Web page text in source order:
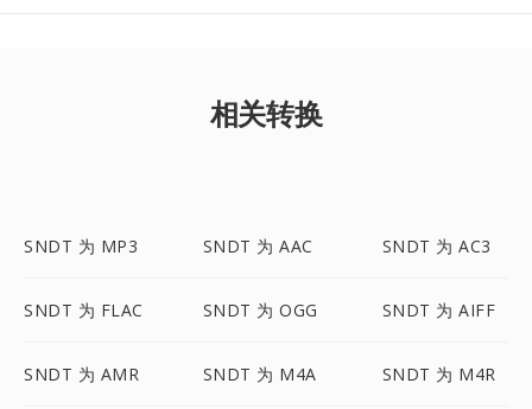
相关转换
SNDT 为 MP3 SNDT 为 AAC SNDT 为 AC3
SNDT 为 FLAC SNDT 为 OGG SNDT 为 AIFF
SNDT 为 AMR SNDT 为 M4A SNDT 为 M4R